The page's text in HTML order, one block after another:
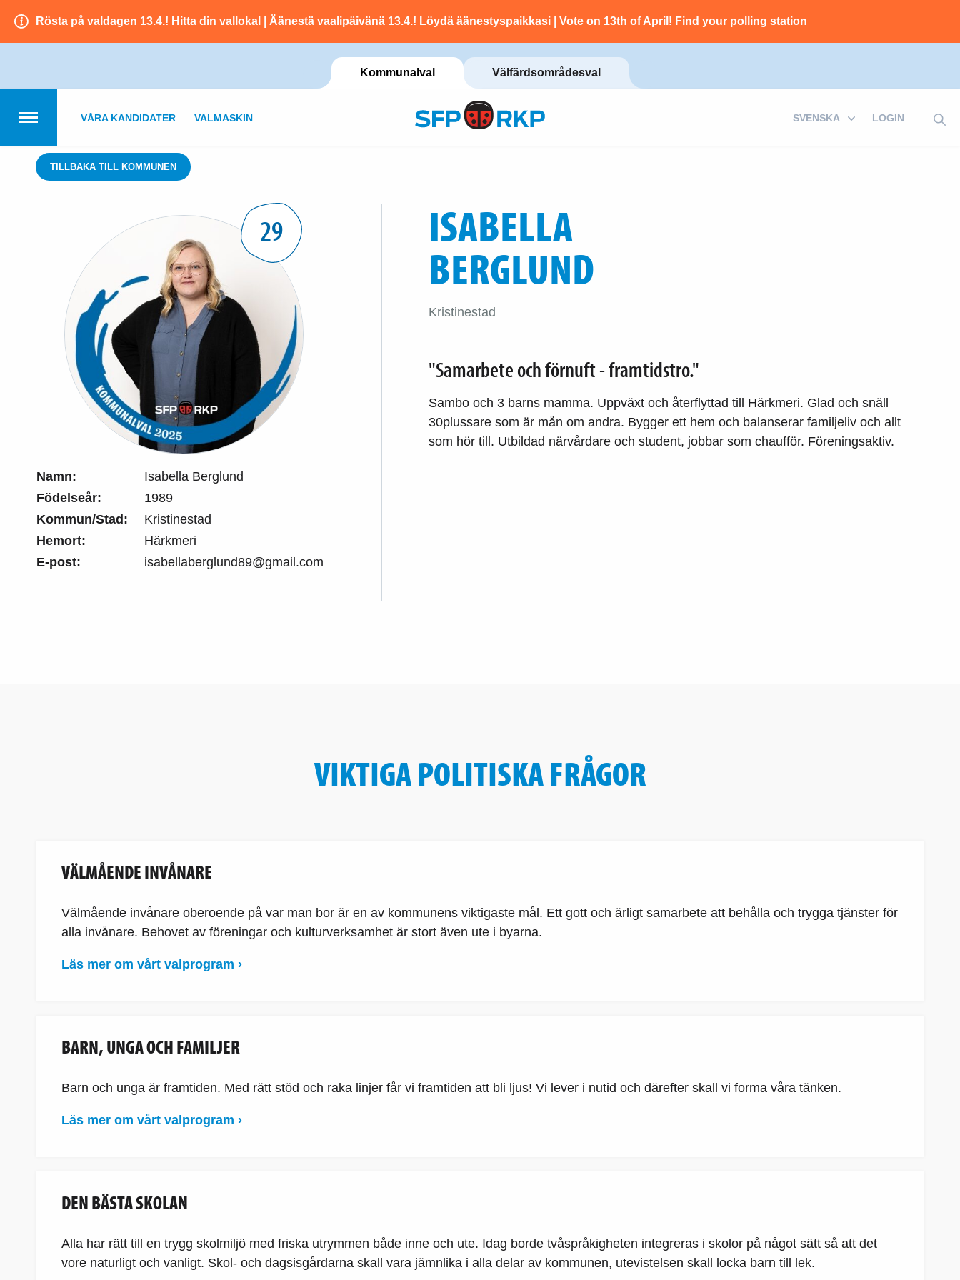
Rösta på valdagen 13.4.! Hitta din vallokal | Äänestä vaalipäivänä 13.4.! Löydä äänestyspaikkasi | Vote on 13th of April! Find your polling station
Kommunalval Välfärdsområdesval
LOGIN
VÅRA KANDIDATER VALMASKIN
TILLBAKA TILL KOMMUNEN
29
Namn:
Isabella Berglund
Födelseår:
1989
Kommun/Stad:
Kristinestad
Hemort:
Härkmeri
E-post:
isabellaberglund89@gmail.com
ISABELLA
BERGLUND
Kristinestad
"Samarbete och förnuft - framtidstro."
Sambo och 3 barns mamma. Uppväxt och återflyttad till Härkmeri. Glad och snäll
30plussare som är mån om andra. Bygger ett hem och balanserar familjeliv och allt
som hör till. Utbildad närvårdare och student, jobbar som chaufför. Föreningsaktiv.
VIKTIGA POLITISKA FRÅGOR
VÄLMÅENDE INVÅNARE
Välmående invånare oberoende på var man bor är en av kommunens viktigaste mål. Ett gott och ärligt samarbete att behålla och trygga tjänster för
alla invånare. Behovet av föreningar och kulturverksamhet är stort även ute i byarna.
Läs mer om vårt valprogram ›
BARN, UNGA OCH FAMILJER
Barn och unga är framtiden. Med rätt stöd och raka linjer får vi framtiden att bli ljus! Vi lever i nutid och därefter skall vi forma våra tänken.
Läs mer om vårt valprogram ›
DEN BÄSTA SKOLAN
Alla har rätt till en trygg skolmiljö med friska utrymmen både inne och ute. Idag borde tvåspråkigheten integreras i skolor på något sätt så att det
vore naturligt och vanligt. Skol- och dagsisgårdarna skall vara jämnlika i alla delar av kommunen, utevistelsen skall locka barn till lek.